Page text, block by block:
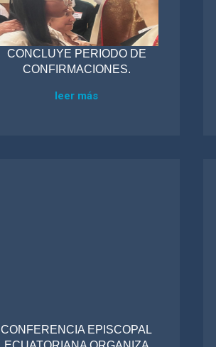
CONCLUYE PERIODO DE
CONFIRMACIONES.
leer más
CONFERENCIA EPISCOPAL